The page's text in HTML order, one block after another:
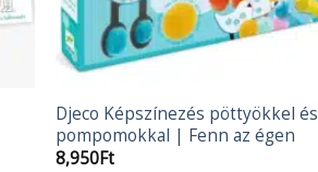
Djeco Képszínezés pöttyökkel és
pompomokkal | Fenn az égen
8,950Ft